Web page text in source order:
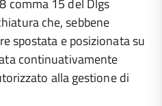
comma 15 del Dlgs
che, sebbene
spostata e posizionata su
continuativamente
alla gestione di